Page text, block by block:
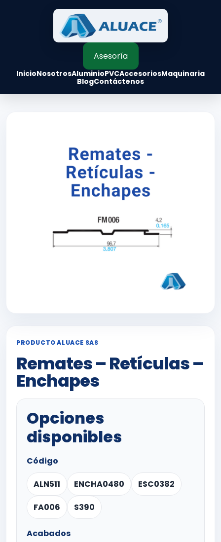
InicioNosotrosAluminioPVCAccesoriosMaquinaria
BlogContáctenos
Asesoría
PRODUCTO ALUACE SAS
Remates – Retículas –
Enchapes
Opciones
disponibles
Código
ALN511 ENCHA0480 ESC0382
FA006 S390
Acabados